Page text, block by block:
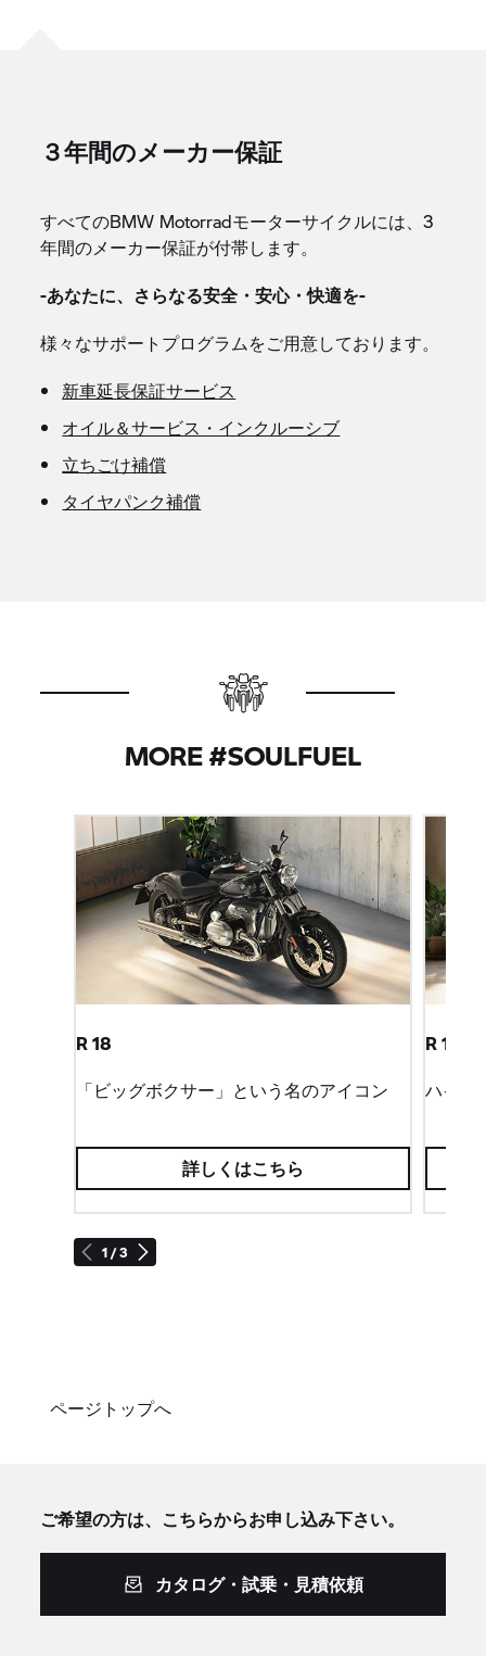
３年間のメーカー保証
すべてのBMW Motorradモーターサイクルには、3
年間のメーカー保証が付帯します。
-あなたに、さらなる安全・安心・快適を-
様々なサポートプログラムをご用意しております。
新車延長保証サービス
オイル＆サービス・インクルーシブ
立ちごけ補償
タイヤパンク補償
MORE #SOULFUEL
1 / 3
R 18
「ビッグボクサー」という名のアイコン
詳しくはこちら
R 18 B
ハイク
ページトップへ
ご希望の方は、こちらからお申し込み下さい。
カタログ・試乗・見積依頼